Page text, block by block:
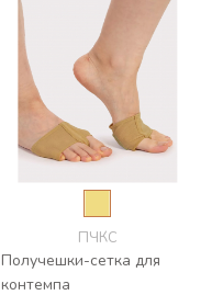
ПЧКС
Получешки-сетка для
контемпа